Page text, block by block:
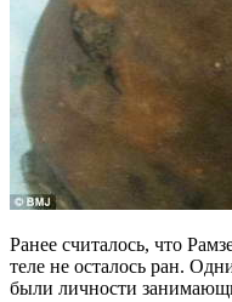
Ранее считалось, что
теле не осталось ран.
были личности